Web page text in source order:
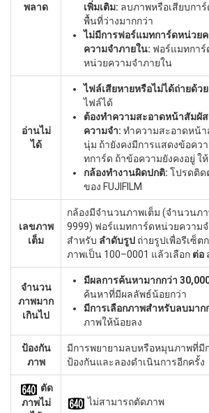
พลาด เพิ่มเติม: ลบภาพหรือเสียบกา
พื้นที่ว่างมากกว่า
ไม่มีการฟอร์แมทการ์ดหน่วย
ความจำภายใน: ฟอร์แมทกา
หน่วยความจำภายใน
อ่านไม่
ได้
ไฟล์เสียหายหรือไม่ได้ถ่ายด้ว
ไฟล์ได้
ต้องทำความสะอาดหน้าสัมผั
ความจำ: ทำความสะอาดหน้า
นุ่ม ถ้ายังคงมีการแสดงข้อคว
ทการ์ด ถ้าข้อความยังคงอยู่ ใ
กล้องทำงานผิดปกติ: โปรดติด
ของ FUJIFILM
เลขภาพ
เต็ม
กล้องมีจำนวนภาพเต็ม (จำนวนภ
9999) ฟอร์แมทการ์ดหน่วยความ
สำหรับ ลำดับรูป ถ่ายรูปเพื่อรีเซ็ต
ภาพเป็น 100–0001 แล้วเลือก ต่อ
จำนวน
ภาพมาก
เกินไป
มีผลการค้นหามากกว่า
ค้นหาที่มีผลลัพธ์น้อยกว่า
มีการเลือกภาพสำหรับลบมาก
ภาพให้น้อยลง
ป้องกัน
ภาพ
มีการพยายามลบหรือหมุนภาพที่มี
ป้องกันและลองดำเนินการอีกครั้ง
ตัด
ภาพไม่
ไม่สามารถตัดภาพ